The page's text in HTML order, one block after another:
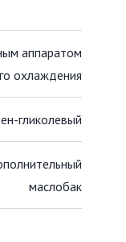
аппаратом
охлаждения
гликолевый
маслобак